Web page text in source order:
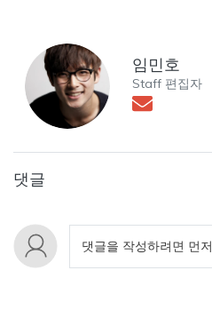
임민호
Staff 편집자
댓글
댓글을 작성하려면 먼저